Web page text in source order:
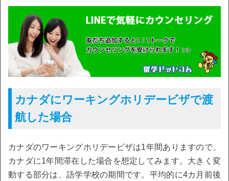
カナダにワーキングホリデービザで渡
航した場合
カナダのワーキングホリデービザは1年間ありますので、
カナダに1年間滞在した場合を想定してみます。大きく変
動する部分は、語学学校の期間です。平均的に4カ月前後